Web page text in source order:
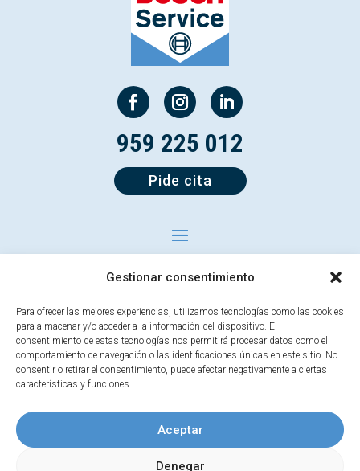
Gestionar consentimiento
Para ofrecer las mejores experiencias, utilizamos tecnologías como las cookies
para almacenar y/o acceder a la información del dispositivo. El
consentimiento de estas tecnologías nos permitirá procesar datos como el
comportamiento de navegación o las identificaciones únicas en este sitio. No
consentir o retirar el consentimiento, puede afectar negativamente a ciertas
características y funciones.
Aceptar
Denegar
959 225 012
Pide cita
Haz clic para aceptar cookies de marketing